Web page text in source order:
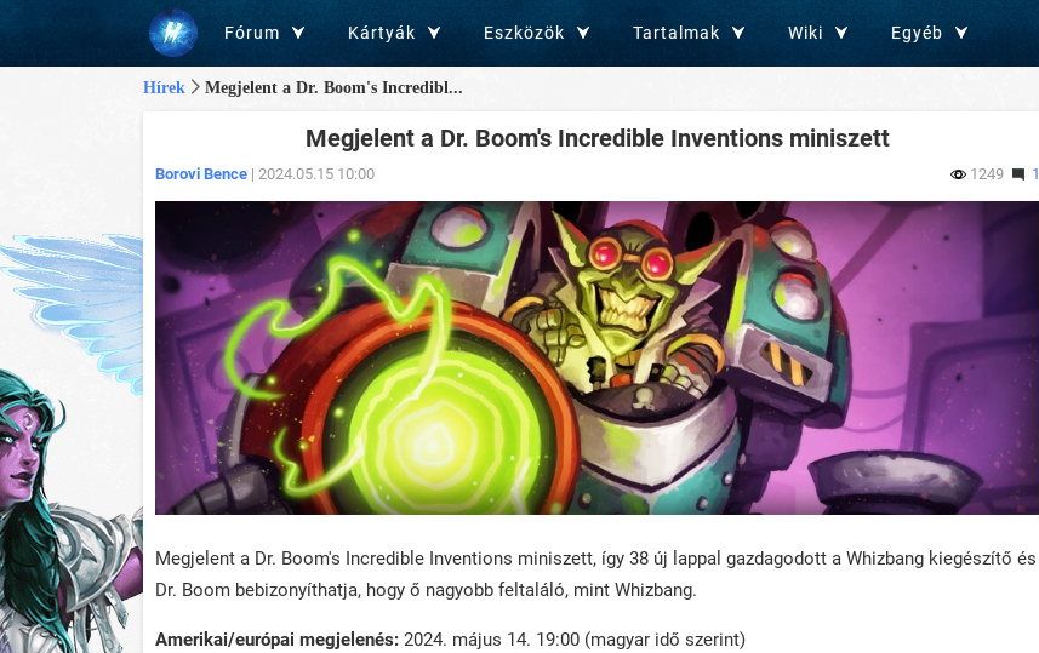
Fórum Kártyák Eszközök Tartalmak Wiki Egyéb
Hírek Megjelent a Dr. Boom's Incredibl...
Megjelent a Dr. Boom's Incredible Inventions miniszett
Borovi Bence | 2024.05.15 10:00 1249 1
Megjelent a Dr. Boom's Incredible Inventions miniszett, így 38 új lappal gazdagodott a Whizbang kiegészítő és
Dr. Boom bebizonyíthatja, hogy ő nagyobb feltaláló, mint Whizbang.
Amerikai/európai megjelenés: 2024. május 14. 19:00 (magyar idő szerint)